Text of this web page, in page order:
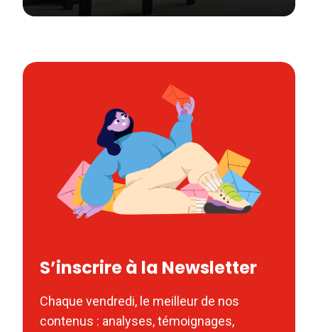
S’inscrire à la Newsletter
Chaque vendredi, le meilleur de nos
contenus : analyses, témoignages,